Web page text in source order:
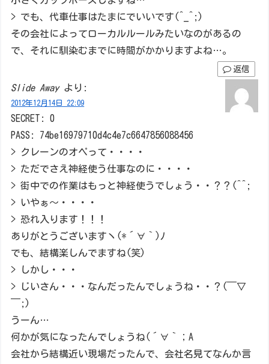
> でも、代車仕事はたまにでいいです(^_^;)
その会社によってローカルルールみたいなのがあるの
で、それに馴染むまでに時間がかかりますよね…。
返信
Slide Away より:
2012年12月14日 22:09
SECRET: 0
PASS: 74be16979710d4c4e7c6647856088456
> クレーンのオペって・・・・
> ただでさえ神経使う仕事なのに・・・・
> 街中での作業はもっと神経使うでしょう・・？？(^^;
> いやぁ～・・・・
> 恐れ入ります！！！
ありがとうございますヽ(*´∀｀)ﾉ
でも、結構楽しんでますね(笑)
> しかし・・・
> じいさん・・・なんだったんでしょうね・・？(￣▽
￣;)
うーん…
何かが気になったんでしょうね(´∀｀；A
会社から結構近い現場だったんで、会社名見てなんか言